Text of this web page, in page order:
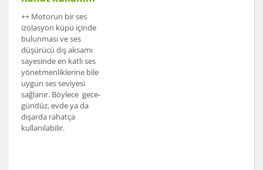
++ Motorun bir ses
izolasyon küpü içinde
bulunması ve ses
düşürücü dış aksamı
sayesinde en katlı ses
yönetmenliklerine bile
uygun ses seviyesi
sağlanır. Böylece gece-
gündüz, evde ya da
dışarda rahatça
kullanılabilir.